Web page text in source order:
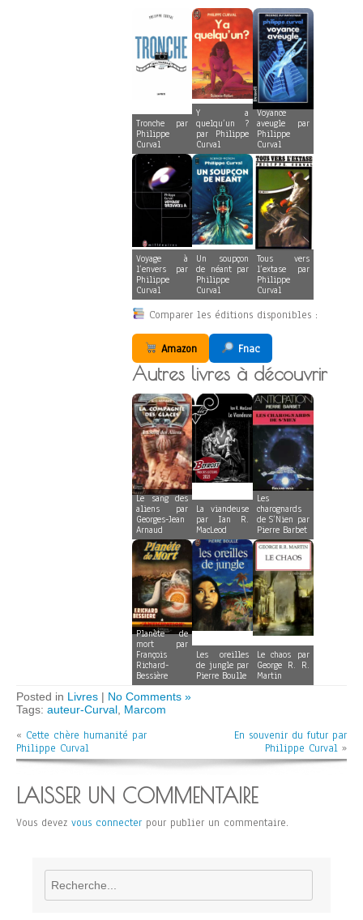
Tronche par
Philippe
Curval
Y a
quelqu’un ?
par Philippe
Curval
Voyance
aveugle par
Philippe
Curval
Voyage à
l’envers par
Philippe
Curval
Un soupçon
de néant par
Philippe
Curval
Tous vers
l’extase par
Philippe
Curval
Comparer les éditions disponibles :
Amazon Fnac
Autres livres à découvrir
Le sang des
aliens par
Georges-Jean
Arnaud
La viandeuse
par Ian R.
MacLeod
Les
charognards
de S’Nien par
Pierre Barbet
Planète de
mort par
François
Richard-
Bessière
Les oreilles
de jungle par
Pierre Boulle
Le chaos par
George R. R.
Martin
Posted in Livres | No Comments »
Tags: auteur-Curval, Marcom
« Cette chère humanité par
Philippe Curval
En souvenir du futur par
Philippe Curval »
LAISSER UN COMMENTAIRE
Vous devez vous connecter pour publier un commentaire.
Rechercher